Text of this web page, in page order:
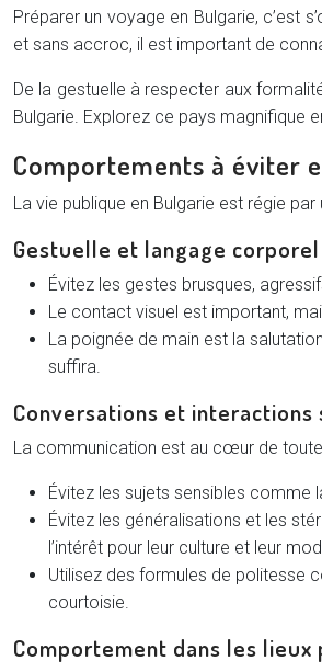
Préparer un voyage en Bulgarie, c’est
et sans accroc, il est important de
De la gestuelle à respecter aux
Bulgarie. Explorez ce pays magnifique
Comportements à éviter
La vie publique en Bulgarie est régie
Gestuelle et langage
Évitez les gestes brusques,
Le contact visuel est important,
La poignée de main est la
suffira.
Conversations et interactions
La communication est au cœur de
Évitez les sujets sensibles comme
Évitez les généralisations et les
l’intérêt pour leur culture et leur
Utilisez des formules de politesse
courtoisie.
Comportement dans les lieux